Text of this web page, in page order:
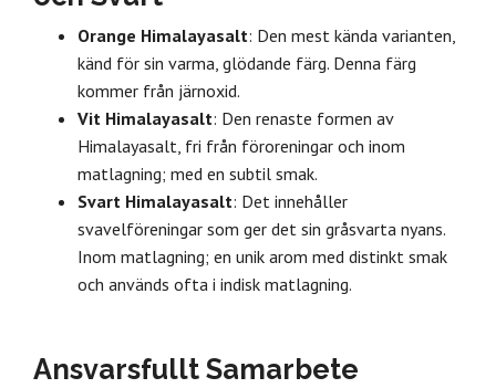
Orange Himalayasalt: Den mest kända varianten,
känd för sin varma, glödande färg. Denna färg
kommer från järnoxid.
Vit Himalayasalt: Den renaste formen av
Himalayasalt, fri från föroreningar och inom
matlagning; med en subtil smak.
Svart Himalayasalt: Det innehåller
svavelföreningar som ger det sin gråsvarta nyans.
Inom matlagning; en unik arom med distinkt smak
och används ofta i indisk matlagning.
Ansvarsfullt Samarbete